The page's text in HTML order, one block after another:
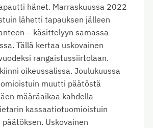
hänet. Marraskuussa 2022
lähetti tapauksen jälleen
– käsittelyyn samassa
Tällä kertaa uskovainen
rangaistussiirtolaan.
oikeussalissa. Joulukuussa
muutti päätöstä
määräaikaa kahdella
kassaatiotuomioistuin
Uskovainen